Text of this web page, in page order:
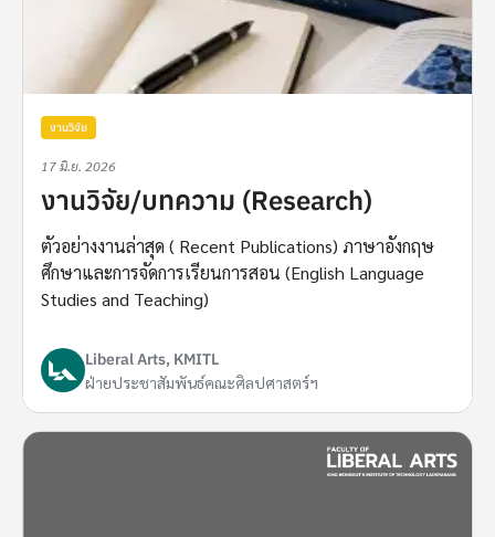
งานวิจัย
17 มิ.ย. 2026
งานวิจัย/บทความ (Research)
ตัวอย่างงานล่าสุด ( Recent Publications) ภาษาอังกฤษ
ศึกษาและการจัดการเรียนการสอน (English Language
Studies and Teaching)
Liberal Arts, KMITL
ฝ่ายประชาสัมพันธ์คณะศิลปศาสตร์ฯ